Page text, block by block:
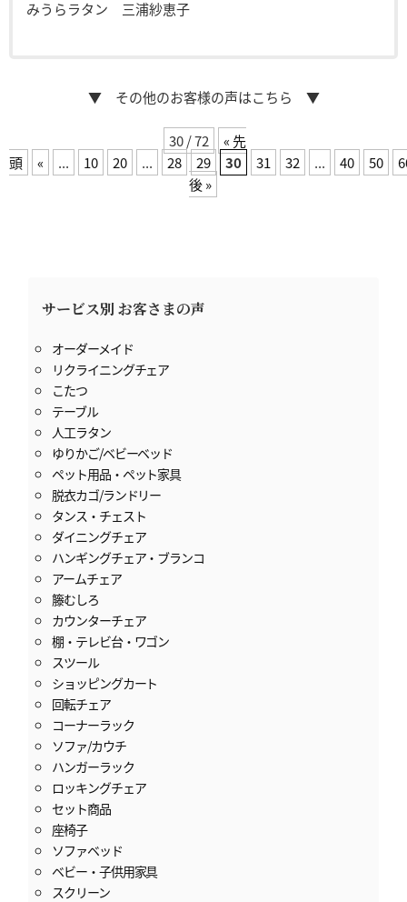
サービス別 お客さまの声
オーダーメイド
リクライニングチェア
こたつ
テーブル
人工ラタン
ゆりかご/ベビーベッド
ペット用品・ペット家具
脱衣カゴ/ランドリー
タンス・チェスト
ダイニングチェア
ハンギングチェア・ブランコ
アームチェア
籐むしろ
カウンターチェア
棚・テレビ台・ワゴン
スツール
ショッピングカート
回転チェア
コーナーラック
ソファ/カウチ
ハンガーラック
ロッキングチェア
セット商品
座椅子
ソファベッド
ベビー・子供用家具
スクリーン
みうらラタン 三浦紗恵子
▼ その他のお客様の声はこちら ▼
30 / 72
« 先
頭
« ... 10 20 ... 28 29 30 31 32 ... 40 50
後 »